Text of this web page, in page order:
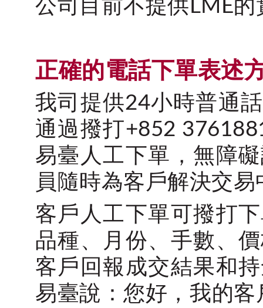
公司目前不提供LME
正確的電話下單表述
我司提供24小時普通
通過撥打+852
易臺人工下單，無障
員隨時為客戶解決交
客戶人工下單可撥打
品種、月份、手數、
客戶回報成交結果和
易臺說：您好，我的